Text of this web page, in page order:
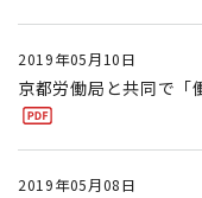
2019年05月10日
京都労働局と共同で「
2019年05月08日